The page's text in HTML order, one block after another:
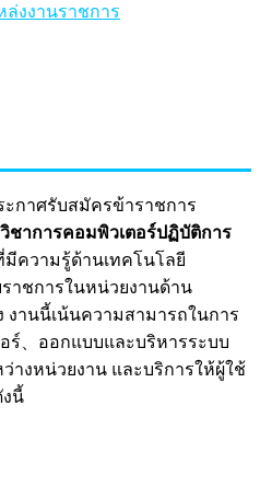
ล่งงานราชการ
ะกาศรับสมัครข้าราชการ
ชาการคอมพิวเตอร์ปฏิบัติการ
ความรู้ด้านเทคโนโลยี
าชการในหน่วยงานด้าน
งานนี้เน้นความสามารถในการ
ร์、ออกแบบและบริหารระบบ
างหน่วยงาน และบริการให้ผู้ใช้
งนี้